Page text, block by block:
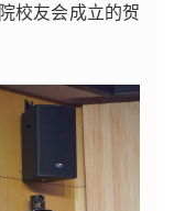
校友会成立的贺